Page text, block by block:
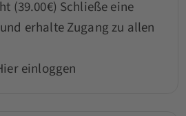
(39.00€) Schließe eine
erhalte Zugang zu allen
einloggen